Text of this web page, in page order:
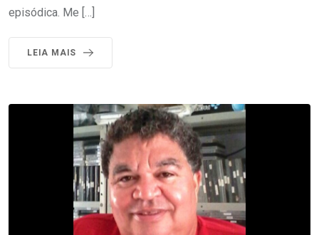
episódica. Me […]
LEIA MAIS